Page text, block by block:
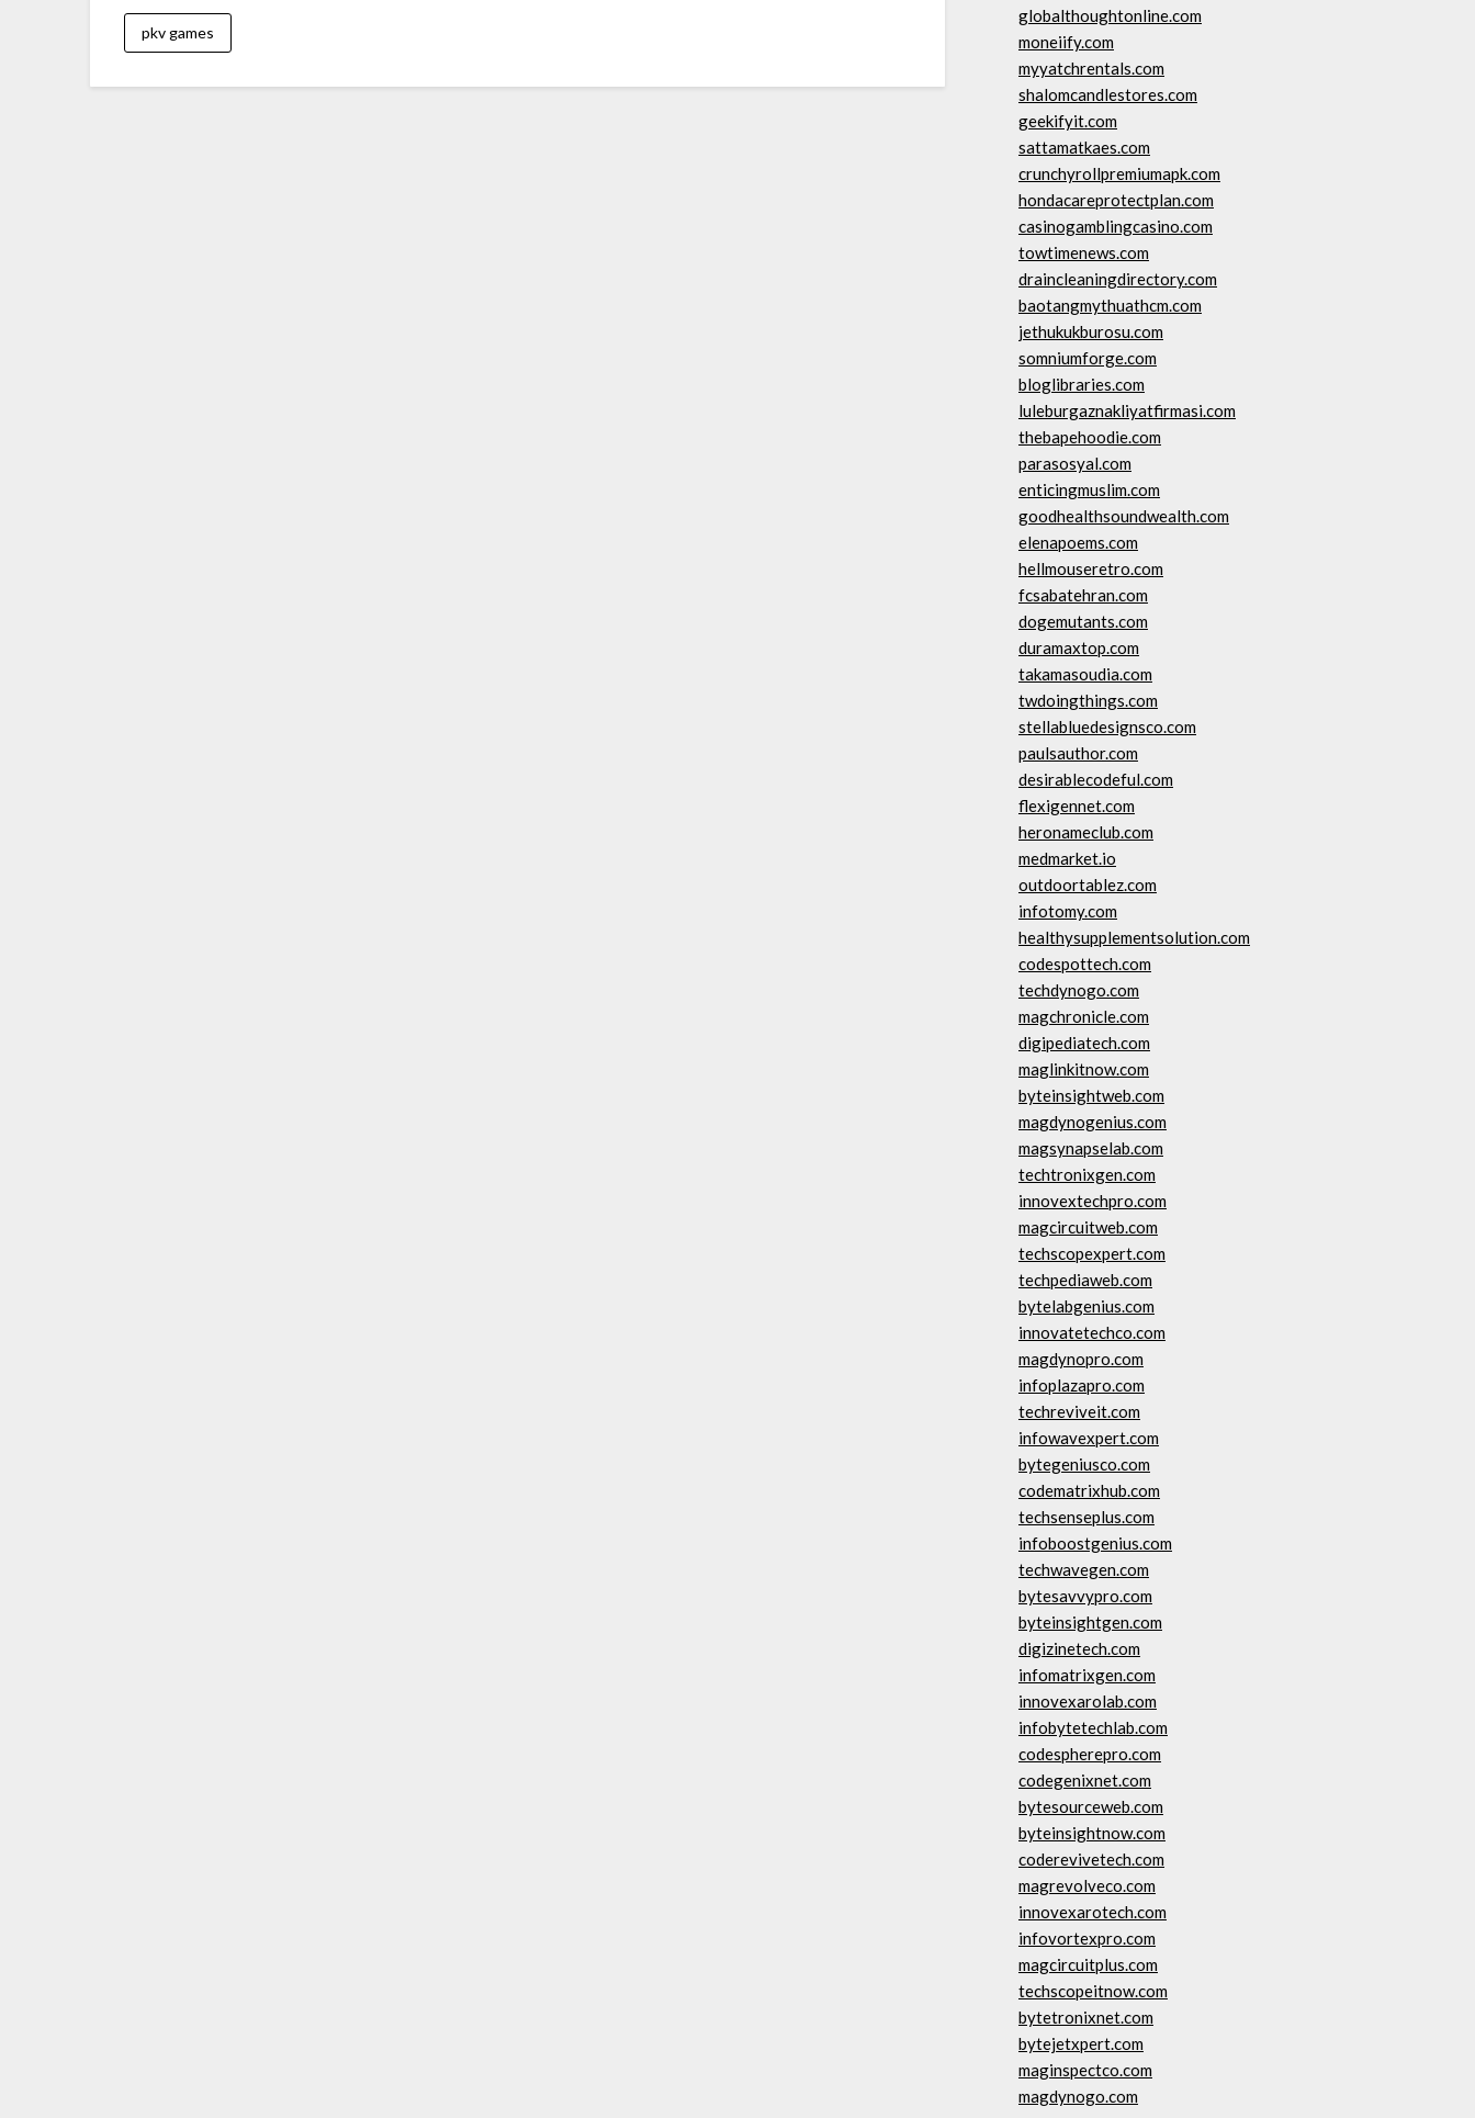
pkv games
globalthoughtonline.com
moneiify.com
myyatchrentals.com
shalomcandlestores.com
geekifyit.com
sattamatkaes.com
crunchyrollpremiumapk.com
hondacareprotectplan.com
casinogamblingcasino.com
towtimenews.com
draincleaningdirectory.com
baotangmythuathcm.com
jethukukburosu.com
somniumforge.com
bloglibraries.com
luleburgaznakliyatfirmasi.com
thebapehoodie.com
parasosyal.com
enticingmuslim.com
goodhealthsoundwealth.com
elenapoems.com
hellmouseretro.com
fcsabatehran.com
dogemutants.com
duramaxtop.com
takamasoudia.com
twdoingthings.com
stellabluedesignsco.com
paulsauthor.com
desirablecodeful.com
flexigennet.com
heronameclub.com
medmarket.io
outdoortablez.com
infotomy.com
healthysupplementsolution.com
codespottech.com
techdynogo.com
magchronicle.com
digipediatech.com
maglinkitnow.com
byteinsightweb.com
magdynogenius.com
magsynapselab.com
techtronixgen.com
innovextechpro.com
magcircuitweb.com
techscopexpert.com
techpediaweb.com
bytelabgenius.com
innovatetechco.com
magdynopro.com
infoplazapro.com
techreviveit.com
infowavexpert.com
bytegeniusco.com
codematrixhub.com
techsenseplus.com
infoboostgenius.com
techwavegen.com
bytesavvypro.com
byteinsightgen.com
digizinetech.com
infomatrixgen.com
innovexarolab.com
infobytetechlab.com
codespherepro.com
codegenixnet.com
bytesourceweb.com
byteinsightnow.com
coderevivetech.com
magrevolveco.com
innovexarotech.com
infovortexpro.com
magcircuitplus.com
techscopeitnow.com
bytetronixnet.com
bytejetxpert.com
maginspectco.com
magdynogo.com